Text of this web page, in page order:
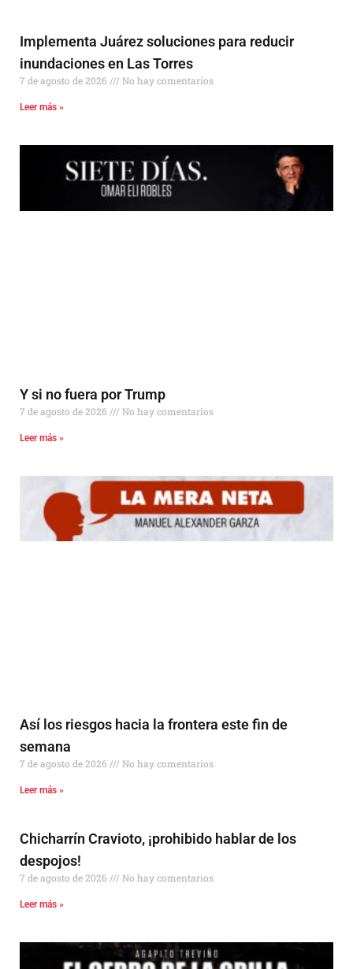
Implementa Juárez soluciones para reducir
inundaciones en Las Torres
7 de agosto de 2026 No hay comentarios
Leer más »
Y si no fuera por Trump
7 de agosto de 2026 No hay comentarios
Leer más »
Así los riesgos hacia la frontera este fin de
semana
7 de agosto de 2026 No hay comentarios
Leer más »
Chicharrín Cravioto, ¡prohibido hablar de los
despojos!
7 de agosto de 2026 No hay comentarios
Leer más »